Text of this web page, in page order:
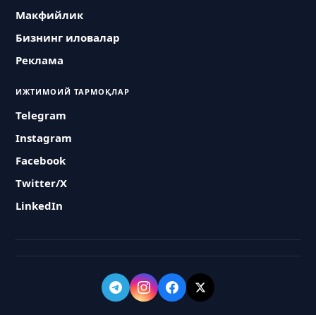
Макфийлик
Бизнинг иловалар
Реклама
ИЖТИМОИЙ ТАРМОҚЛАР
Telegram
Instagram
Facebook
Twitter/X
LinkedIn